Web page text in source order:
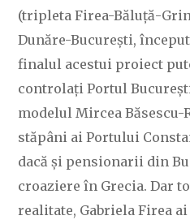
(tripleta Firea-Băluță-
Dunăre-București,
finalul acestui proiect
controlați Portul
modelul Mircea Băsescu-
stăpâni ai Portului
dacă și pensionarii din
croaziere în Grecia. Dar
realitate, Gabriela Firea